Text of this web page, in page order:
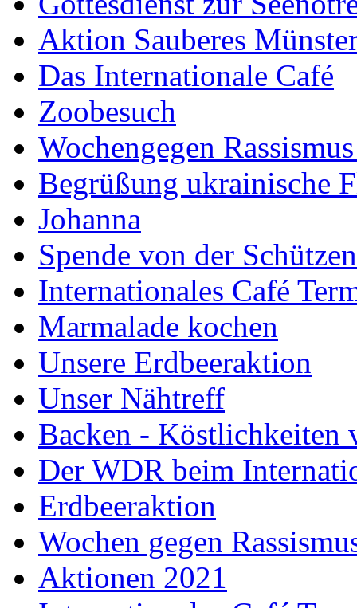
Aktion Sauberes
Das Internationale Café
Zoobesuch
Wochengegen
Begrüßung ukrainische
Johanna
Spende von der
Internationales Café
Marmalade kochen
Unsere Erdbeeraktion
Unser Nähtreff
Backen - Köstlichkeiten
Der WDR beim
Erdbeeraktion
Wochen gegen
Aktionen 2021